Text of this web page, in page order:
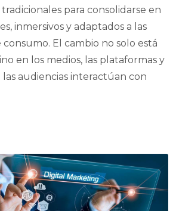
para consolidarse en
inmersivos y adaptados a las
El cambio no solo está
en los medios, las plataformas y
las audiencias interactúan con